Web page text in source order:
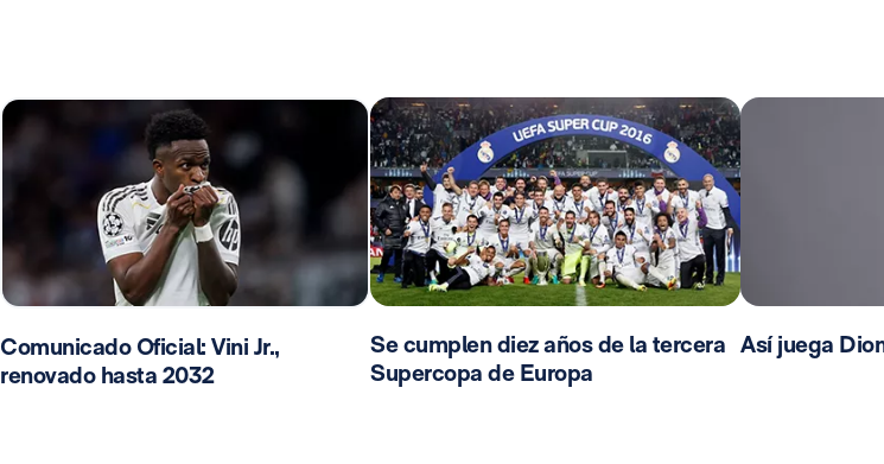
Comunicado Oficial: Vini Jr.,
renovado hasta 2032
Se cumplen diez años de la tercera
Supercopa de Europa
Así juega